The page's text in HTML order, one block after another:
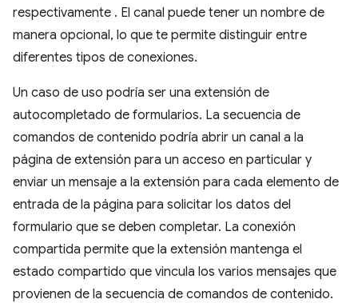
respectivamente . El canal puede tener un nombre de
manera opcional, lo que te permite distinguir entre
diferentes tipos de conexiones.
Un caso de uso podría ser una extensión de
autocompletado de formularios. La secuencia de
comandos de contenido podría abrir un canal a la
página de extensión para un acceso en particular y
enviar un mensaje a la extensión para cada elemento de
entrada de la página para solicitar los datos del
formulario que se deben completar. La conexión
compartida permite que la extensión mantenga el
estado compartido que vincula los varios mensajes que
provienen de la secuencia de comandos de contenido.